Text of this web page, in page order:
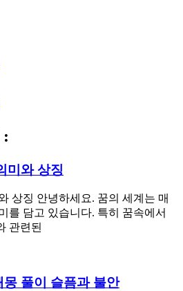
:
미와 상징
상징 안녕하세요. 꿈의 세계는 매
를 담고 있습니다. 특히 꿈속에서
관련된
풀이 슬픔과 불안